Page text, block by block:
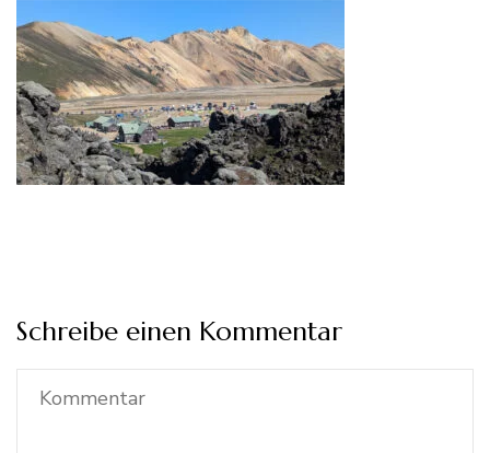
Schreibe einen Kommentar